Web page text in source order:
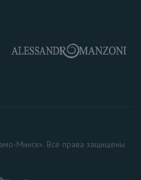
Минск». Все права защищены